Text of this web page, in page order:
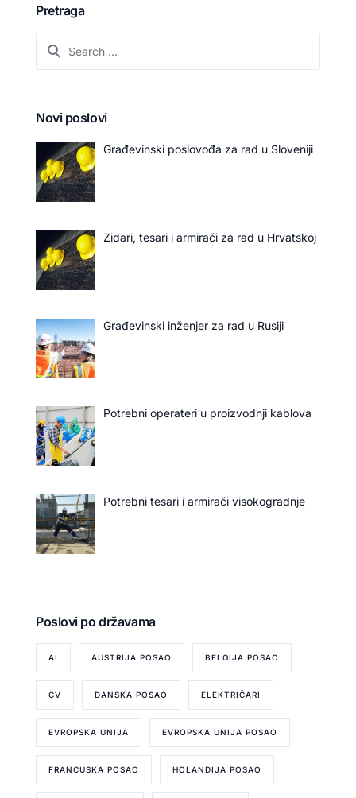
Pretraga
Novi poslovi
Građevinski poslovođa za rad u Sloveniji
Zidari, tesari i armirači za rad u Hrvatskoj
Građevinski inženjer za rad u Rusiji
Potrebni operateri u proizvodnji kablova
Potrebni tesari i armirači visokogradnje
Poslovi po državama
AI AUSTRIJA POSAO BELGIJA POSAO
CV DANSKA POSAO ELEKTRIČARI
EVROPSKA UNIJA EVROPSKA UNIJA POSAO
FRANCUSKA POSAO HOLANDIJA POSAO